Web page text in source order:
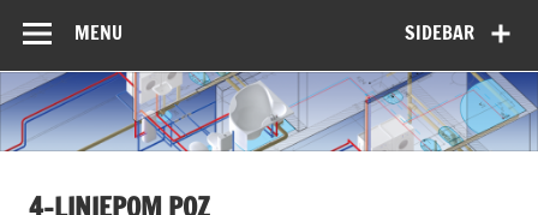
SIDEBAR
MENU
4-LINIEPOM POZ